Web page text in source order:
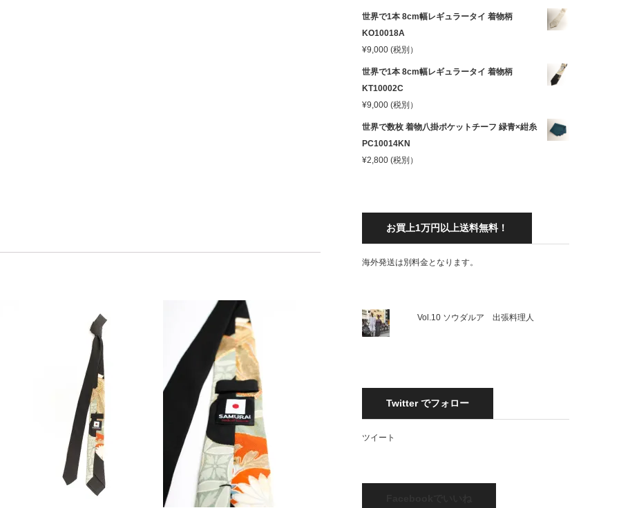
世界で1本 8cm幅レギュラータイ 着物柄
KO10018A
¥9,000 (税別）
世界で1本 8cm幅レギュラータイ 着物柄
KT10002C
¥9,000 (税別）
世界で数枚 着物八掛ポケットチーフ 緑青×紺糸
PC10014KN
¥2,800 (税別）
お買上1万円以上送料無料！
海外発送は別料金となります。
Vol.10 ソウダルア 出張料理人
Twitter でフォロー
ツイート